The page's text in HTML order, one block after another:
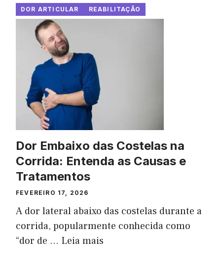
DOR ARTICULAR REABILITAÇÃO
Dor Embaixo das Costelas na
Corrida: Entenda as Causas e
Tratamentos
FEVEREIRO 17, 2026
A dor lateral abaixo das costelas durante a
corrida, popularmente conhecida como
“dor de ... Leia mais